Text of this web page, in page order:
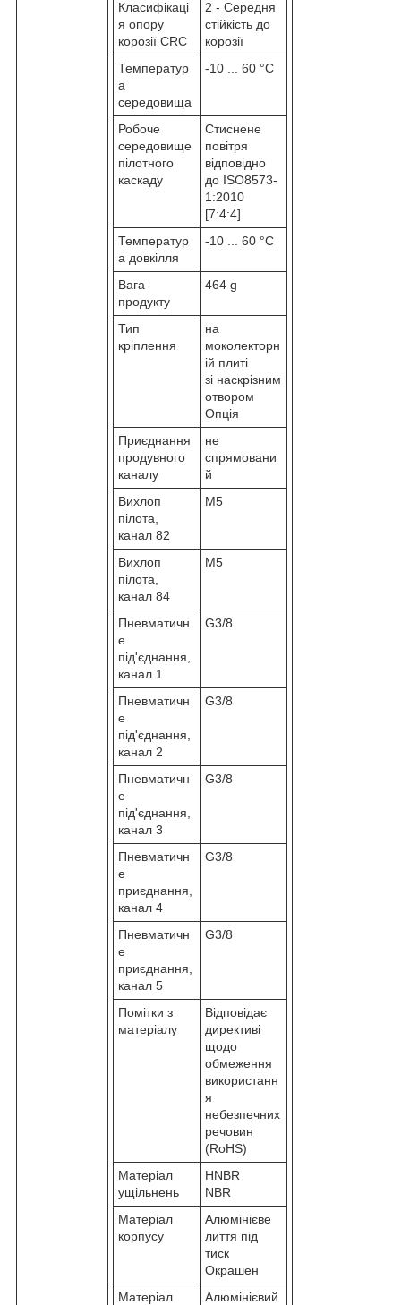
Класифікаці
я опору
корозії CRC
2 - Середня
стійкість до
корозії
Температур
а
середовища
-10 ... 60 °C
Робоче
середовище
пілотного
каскаду
Стиснене
повітря
відповідно
до ISO8573-
1:2010
[7:4:4]
Температур
а довкілля
-10 ... 60 °C
Вага
продукту
464 g
Тип
кріплення
на
моколекторн
ій плиті
зі наскрізним
отвором
Опція
Приєднання
продувного
каналу
не
спрямовани
й
Вихлоп
пілота,
канал 82
M5
Вихлоп
пілота,
канал 84
M5
Пневматичн
е
під'єднання,
канал 1
G3/8
Пневматичн
е
під'єднання,
канал 2
G3/8
Пневматичн
е
під'єднання,
канал 3
G3/8
Пневматичн
е
приєднання,
канал 4
G3/8
Пневматичн
е
приєднання,
канал 5
G3/8
Помітки з
матеріалу
Відповідає
директиві
щодо
обмеження
використанн
я
небезпечних
речовин
(RoHS)
Матеріал
ущільнень
HNBR
NBR
Матеріал
корпусу
Алюмінієве
лиття під
тиск
Окрашен
Матеріал
Алюмінієвий